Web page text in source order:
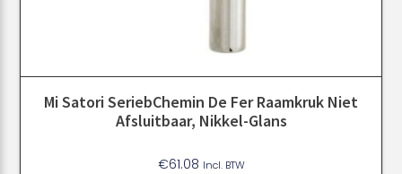
Mi Satori SeriebChemin De Fer Raamkruk Niet
Afsluitbaar, Nikkel-Glans
€61.08 Incl. BTW